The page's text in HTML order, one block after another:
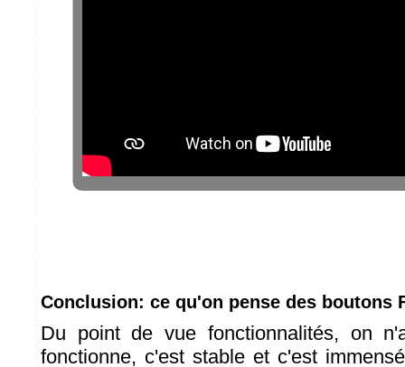
Conclusion: ce qu'on pense des boutons
Du point de vue fonctionnalités, on
fonctionne, c'est stable et c'est